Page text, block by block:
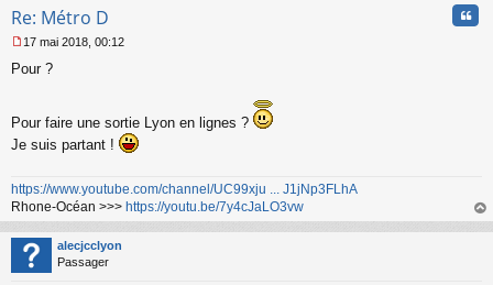
Re: Métro D
e
a
e
o
n
l
u
17 mai 2018, 00:12
Pour ?
Pour faire une sortie Lyon en lignes ?
Je suis partant !
https://www.youtube.com/channel/UC99xju ... J1jNp3FLhA
Rhone-Océan >>> https://youtu.be/7y4cJaLO3vw
au
alecjcclyon
Passager